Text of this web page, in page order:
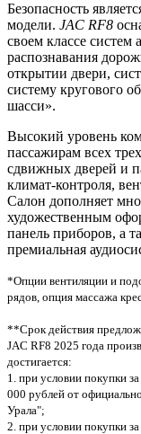
Безопасность
модели. JAC RF8
своем классе систем
распознавания
открытии двери,
систему кругового
шасси».
Высокий уровень
пассажирам всех
сдвижных дверей и
климат-контроля,
Салон дополняет
художественным
панель приборов, а
премиальная
*Опции вентиляции и
рядов, опция массажа
**Срок действия
JAC RF8 2025 года
достигается:
1. при условии покупки
000 рублей от
Урала";
2. при условии покупки